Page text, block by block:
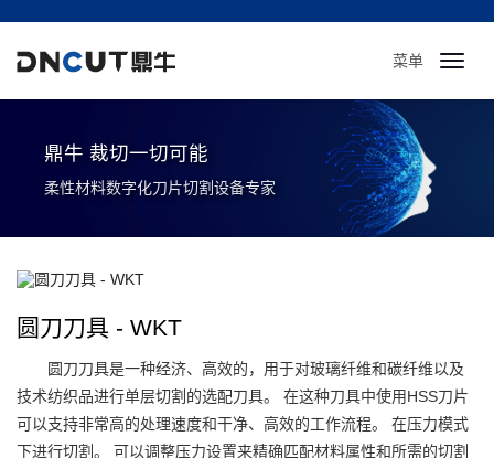
菜单
鼎牛 裁切一切可能
柔性材料数字化刀片切割设备专家
圆刀刀具 - WKT
圆刀刀具是一种经济、高效的，用于对玻璃纤维和碳纤维以及
技术纺织品进行单层切割的选配刀具。 在这种刀具中使用HSS刀片
可以支持非常高的处理速度和干净、高效的工作流程。 在压力模式
下进行切割。 可以调整压力设置来精确匹配材料属性和所需的切割